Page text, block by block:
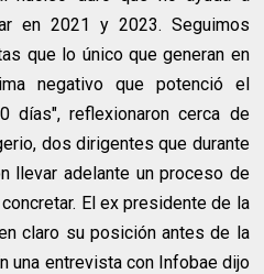
en 2021 y 2023. Seguimos
que lo único que generan en
negativo que potenció el
días", reflexionaron cerca de
dos dirigentes que durante
llevar adelante un proceso de
El ex presidente de la
claro su posición antes de la
una entrevista con Infobae dijo